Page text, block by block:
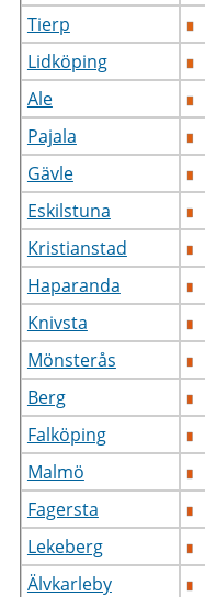
Tierp
Lidköping
Ale
Pajala
Gävle
Eskilstuna
Kristianstad
Haparanda
Knivsta
Mönsterås
Berg
Falköping
Malmö
Fagersta
Lekeberg
Älvkarleby